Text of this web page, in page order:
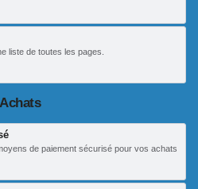
liste de toutes les pages.
Achats
de paiement sécurisé pour vos achats